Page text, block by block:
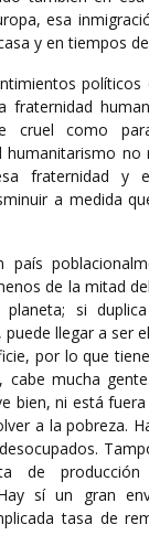
esa
y en tiempos
fraternidad
cruel como
humanitarismo no
fraternidad y
a medida
país
de la mitad
planeta; si
puede llegar a ser
por lo que
cabe mucha
bien, ni está
a la pobreza.
de
sí un gran
tasa de